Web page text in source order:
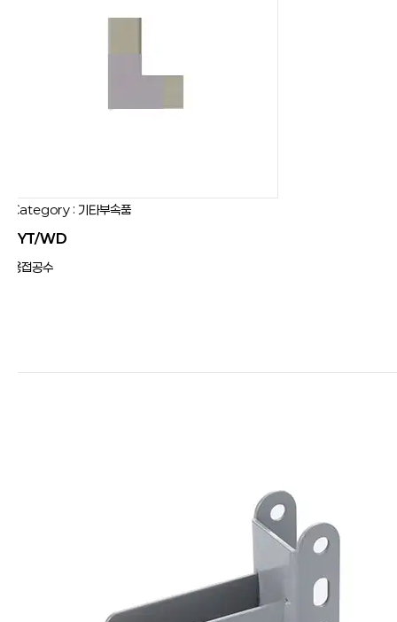
: 기타부속품
WD
접공수